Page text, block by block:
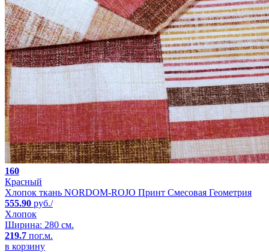
160
Красный
Хлопок ткань NORDOM-ROJO Принт Смесовая Геометрия
555.90 руб./
Хлопок
Ширина: 280 см.
219.7 пог.м.
в корзину